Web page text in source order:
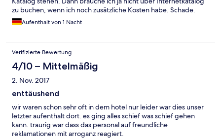
zu buchen, wenn ich noch zusätzliche Kosten habe. Schade.
Aufenthalt von 1 Nacht
Verifizierte Bewertung
4/10 – Mittelmäßig
2. Nov. 2017
enttäushend
wir waren schon sehr oft in dem hotel nur leider war dies unser
letzter aufenthalt dort. es ging alles schief was schief gehen
kann. traurig war dass das personal auf freundliche
reklamationen mit arroganz reagiert.